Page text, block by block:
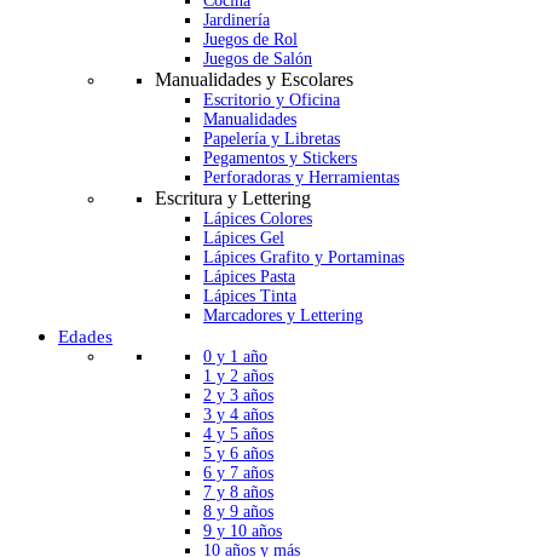
Jardinería
Juegos de Rol
Juegos de Salón
Manualidades y Escolares
Escritorio y Oficina
Manualidades
Papelería y Libretas
Pegamentos y Stickers
Perforadoras y Herramientas
Escritura y Lettering
Lápices Colores
Lápices Gel
Lápices Grafito y Portaminas
Lápices Pasta
Lápices Tinta
Marcadores y Lettering
Edades
0 y 1 año
1 y 2 años
2 y 3 años
3 y 4 años
4 y 5 años
5 y 6 años
6 y 7 años
7 y 8 años
8 y 9 años
9 y 10 años
10 años y más